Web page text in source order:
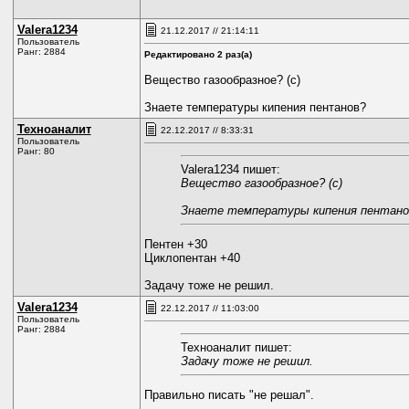
Valerа1234
Пользователь
Ранг: 2884
21.12.2017 // 21:14:11
Редактировано 2 раз(а)
Вещество газообразное? (с)
Знаете температуры кипения пентанов?
Техноаналит
Пользователь
Ранг: 80
22.12.2017 // 8:33:31
Valerа1234 пишет:
Вещество газообразное? (с)
Знаете температуры кипения
Пентен +30
Циклопентан +40
Задачу тоже не решил.
Valerа1234
Пользователь
Ранг: 2884
22.12.2017 // 11:03:00
Техноаналит пишет:
Задачу тоже не решил.
Правильно писать "не решал".